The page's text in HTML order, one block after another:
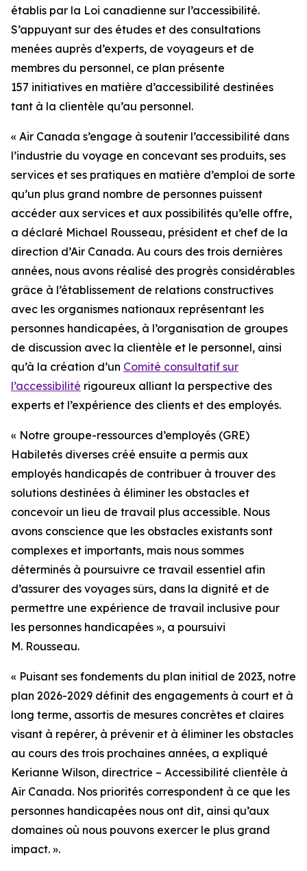
établis par la Loi canadienne sur l’accessibilité.
S’appuyant sur des études et des consultations
menées auprès d’experts, de voyageurs et de
membres du personnel, ce plan présente
157 initiatives en matière d’accessibilité destinées
tant à la clientèle qu’au personnel.
« Air Canada s’engage à soutenir l’accessibilité dans
l’industrie du voyage en concevant ses produits, ses
services et ses pratiques en matière d’emploi de sorte
qu’un plus grand nombre de personnes puissent
accéder aux services et aux possibilités qu’elle offre,
a déclaré Michael Rousseau, président et chef de la
direction d’Air Canada. Au cours des trois dernières
années, nous avons réalisé des progrès considérables
grâce à l’établissement de relations constructives
avec les organismes nationaux représentant les
personnes handicapées, à l’organisation de groupes
de discussion avec la clientèle et le personnel, ainsi
qu’à la création d’un Comité consultatif sur
l’accessibilité rigoureux alliant la perspective des
experts et l’expérience des clients et des employés.
« Notre groupe-ressources d’employés (GRE)
Habiletés diverses créé ensuite a permis aux
employés handicapés de contribuer à trouver des
solutions destinées à éliminer les obstacles et
concevoir un lieu de travail plus accessible. Nous
avons conscience que les obstacles existants sont
complexes et importants, mais nous sommes
déterminés à poursuivre ce travail essentiel afin
d’assurer des voyages sûrs, dans la dignité et de
permettre une expérience de travail inclusive pour
les personnes handicapées », a poursuivi
M. Rousseau.
« Puisant ses fondements du plan initial de 2023, notre
plan 2026-2029 définit des engagements à court et à
long terme, assortis de mesures concrètes et claires
visant à repérer, à prévenir et à éliminer les obstacles
au cours des trois prochaines années, a expliqué
Kerianne Wilson, directrice – Accessibilité clientèle à
Air Canada. Nos priorités correspondent à ce que les
personnes handicapées nous ont dit, ainsi qu’aux
domaines où nous pouvons exercer le plus grand
impact. ».